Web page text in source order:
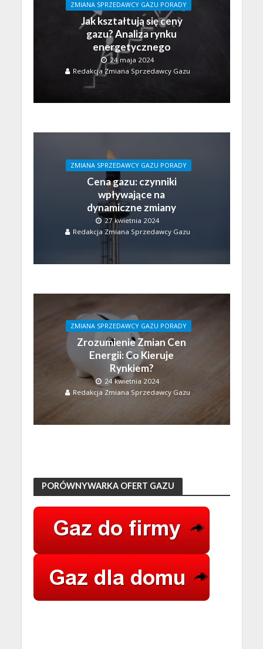
ZMIANA SPRZEDAWCY GAZU PORADY
Jak kształtują się ceny
gazu? Analiza rynku
energetycznego
24 maja 2024
Redakcja Zmiana Sprzedawcy Gazu
ZMIANA SPRZEDAWCY GAZU PORADY
Cena gazu: czynniki
wpływające na
dynamiczne zmiany
27 kwietnia 2024
Redakcja Zmiana Sprzedawcy Gazu
ZMIANA SPRZEDAWCY GAZU PORADY
Zrozumienie Zmian Cen
Energii: Co Kieruje
Rynkiem?
24 kwietnia 2024
Redakcja Zmiana Sprzedawcy Gazu
PORÓWNYWARKA OFERT GAZU